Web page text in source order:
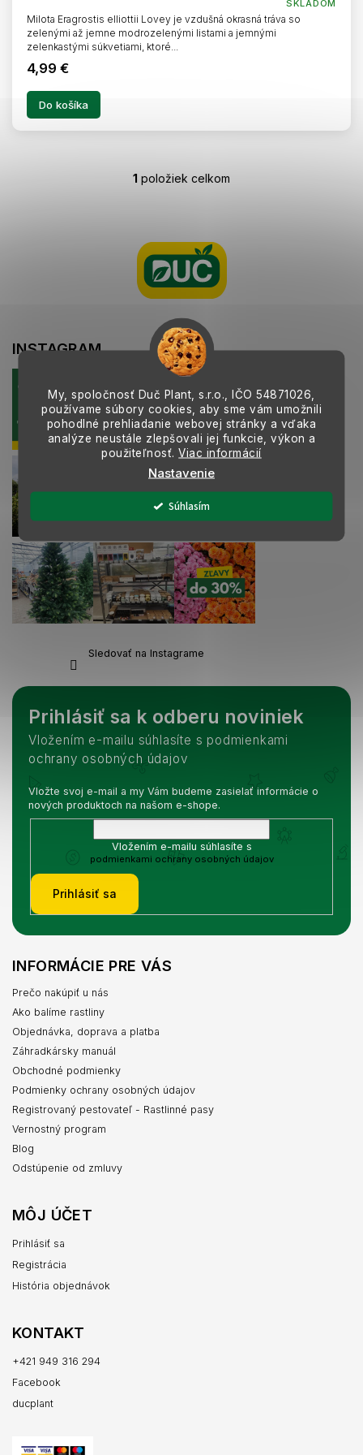
My, spoločnosť Duč Plant, s.r.o., IČO 54871026,
používame súbory cookies, aby sme vám umožnili
pohodlné prehliadanie webovej stránky a vďaka
analýze neustále zlepšovali jej funkcie, výkon a
použiteľnosť.Viac informácií
Nastavenie
Súhlasím
SKLADOM
4,99 €
Do košíka
Milota Eragrostis elliottii Lovey je vzdušná okrasná tráva so
zelenými až jemne modrozelenými listami a jemnými
zelenkastými súkvetiami, ktoré...
O
d
a
c
i
p
r
v
k
v
ý
p
i
s
u
1 položiek celkom
INSTAGRAM
Sledovať na Instagrame
Prihlásiť sa k odberu noviniek
Vložením e-mailu súhlasíte s podmienkami
ochrany osobných údajov
Vložte svoj e-mail a my Vám budeme zasielať informácie o
nových produktoch na našom e-shope.
Vložením e-mailu súhlasíte s
podmienkami ochrany osobných údajov
Prihlásiť sa
INFORMÁCIE PRE VÁS
Prečo nakúpiť u nás
Ako balíme rastliny
Objednávka, doprava a platba
Záhradkársky manuál
Obchodné podmienky
Podmienky ochrany osobných údajov
Registrovaný pestovateľ - Rastlinné pasy
Vernostný program
Blog
Odstúpenie od zmluvy
MÔJ ÚČET
Prihlásiť sa
Registrácia
História objednávok
KONTAKT
+421 949 316 294
Facebook
ducplant